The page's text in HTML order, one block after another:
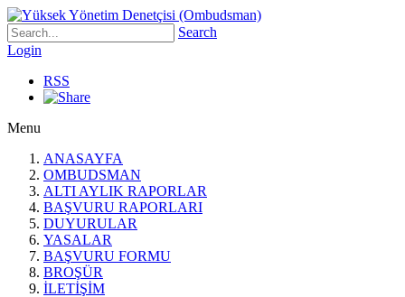
Search
Login
RSS
Menu
ANASAYFA
OMBUDSMAN
ALTI AYLIK RAPORLAR
BAŞVURU RAPORLARI
DUYURULAR
YASALAR
BAŞVURU FORMU
BROŞÜR
İLETİŞİM